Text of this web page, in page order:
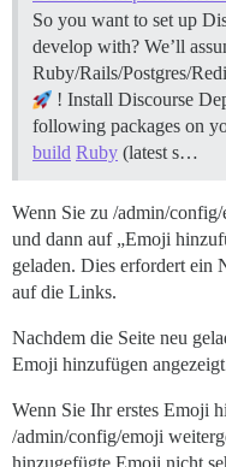
So you want to set up
develop with? We’ll
Ruby/Rails/Postgres/
! Install Discourse
following packages on
build Ruby (latest s…
Wenn Sie zu /admin/
und dann auf „Emoji
geladen. Dies erfordert ein
auf die Links.
Nachdem die Seite neu
Emoji hinzufügen
Wenn Sie Ihr erstes Emoji
/admin/config/emoji